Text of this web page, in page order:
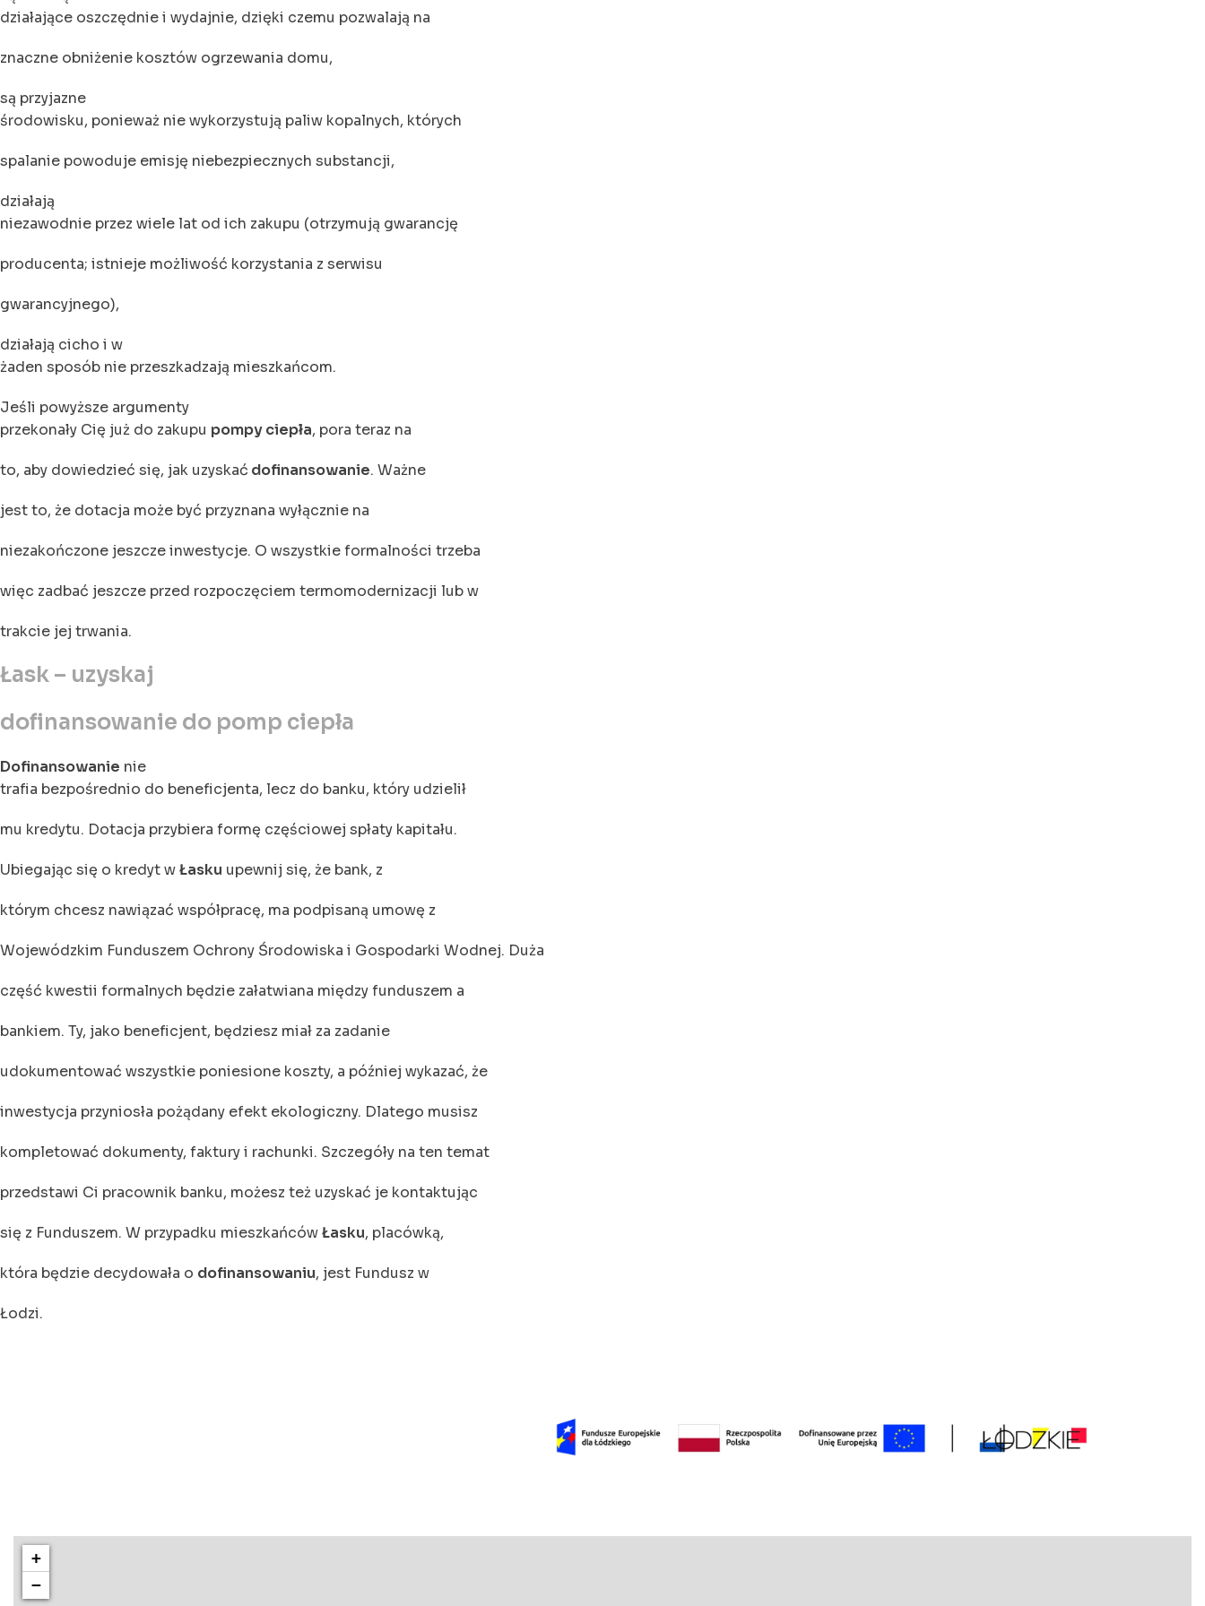
działające oszczędnie i wydajnie, dzięki czemu pozwalają na
znaczne obniżenie kosztów ogrzewania domu,
są przyjazne
środowisku, ponieważ nie wykorzystują paliw kopalnych, których
spalanie powoduje emisję niebezpiecznych substancji,
działają
niezawodnie przez wiele lat od ich zakupu (otrzymują gwarancję
producenta; istnieje możliwość korzystania z serwisu
gwarancyjnego),
działają cicho i w
żaden sposób nie przeszkadzają mieszkańcom.
Jeśli powyższe argumenty
przekonały Cię już do zakupu pompy ciepła, pora teraz na
to, aby dowiedzieć się, jak uzyskać dofinansowanie. Ważne
jest to, że dotacja może być przyznana wyłącznie na
niezakończone jeszcze inwestycje. O wszystkie formalności trzeba
więc zadbać jeszcze przed rozpoczęciem termomodernizacji lub w
trakcie jej trwania.
Łask – uzyskaj
dofinansowanie do pomp ciepła
Dofinansowanie nie
trafia bezpośrednio do beneficjenta, lecz do banku, który udzielił
mu kredytu. Dotacja przybiera formę częściowej spłaty kapitału.
Ubiegając się o kredyt wŁasku upewnij się, że bank, z
którym chcesz nawiązać współpracę, ma podpisaną umowę z
Wojewódzkim Funduszem Ochrony Środowiska i Gospodarki Wodnej. Duża
część kwestii formalnych będzie załatwiana między funduszem a
bankiem. Ty, jako beneficjent, będziesz miał za zadanie
udokumentować wszystkie poniesione koszty, a później wykazać, że
inwestycja przyniosła pożądany efekt ekologiczny. Dlatego musisz
kompletować dokumenty, faktury i rachunki. Szczegóły na ten temat
przedstawi Ci pracownik banku, możesz też uzyskać je kontaktując
się z Funduszem. W przypadku mieszkańcówŁasku, placówką,
która będzie decydowała o dofinansowaniu, jest Fundusz w
Łodzi.
+
−